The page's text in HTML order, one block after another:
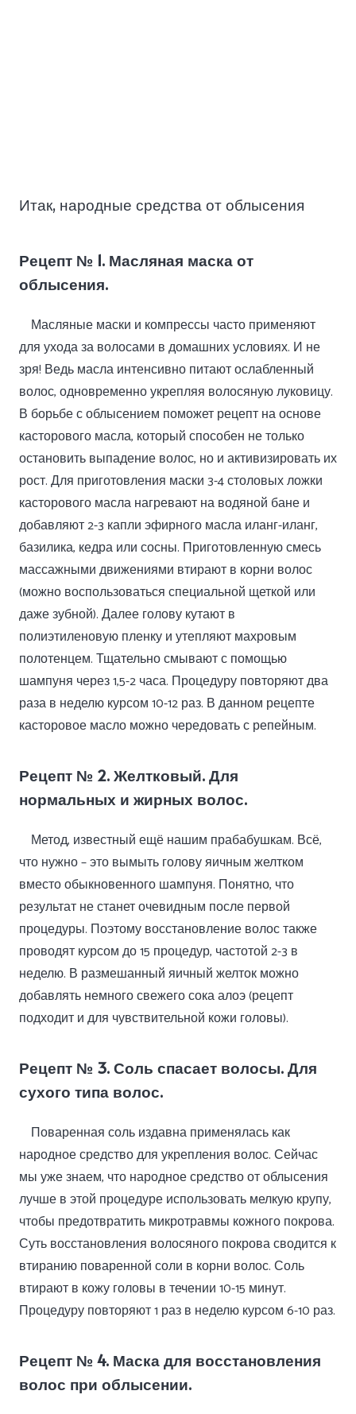
Итак, народные средства от облысения
Рецепт № 1. Масляная маска от
облысения.
Масляные маски и компрессы часто применяют
для ухода за волосами в домашних условиях. И не
зря! Ведь масла интенсивно питают ослабленный
волос, одновременно укрепляя волосяную луковицу.
В борьбе с облысением поможет рецепт на основе
касторового масла, который способен не только
остановить выпадение волос, но и активизировать их
рост. Для приготовления маски 3-4 столовых ложки
касторового масла нагревают на водяной бане и
добавляют 2-3 капли эфирного масла иланг-иланг,
базилика, кедра или сосны. Приготовленную смесь
массажными движениями втирают в корни волос
(можно воспользоваться специальной щеткой или
даже зубной). Далее голову кутают в
полиэтиленовую пленку и утепляют махровым
полотенцем. Тщательно смывают с помощью
шампуня через 1,5-2 часа. Процедуру повторяют два
раза в неделю курсом 10-12 раз. В данном рецепте
касторовое масло можно чередовать с репейным.
Рецепт № 2. Желтковый. Для
нормальных и жирных волос.
Метод, известный ещё нашим прабабушкам. Всё,
что нужно – это вымыть голову яичным желтком
вместо обыкновенного шампуня. Понятно, что
результат не станет очевидным после первой
процедуры. Поэтому восстановление волос также
проводят курсом до 15 процедур, частотой 2-3 в
неделю. В размешанный яичный желток можно
добавлять немного свежего сока алоэ (рецепт
подходит и для чувствительной кожи головы).
Рецепт № 3. Соль спасает волосы. Для
сухого типа волос.
Поваренная соль издавна применялась как
народное средство для укрепления волос. Сейчас
мы уже знаем, что народное средство от облысения
лучше в этой процедуре использовать мелкую крупу,
чтобы предотвратить микротравмы кожного покрова.
Суть восстановления волосяного покрова сводится к
втиранию поваренной соли в корни волос. Соль
втирают в кожу головы в течении 10-15 минут.
Процедуру повторяют 1 раз в неделю курсом 6-10 раз.
Рецепт № 4. Маска для восстановления
волос при облысении.